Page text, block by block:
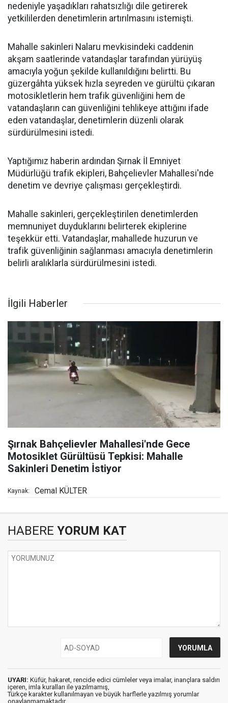
nedeniyle yaşadıkları rahatsızlığı dile getirerek
yetkililerden denetimlerin artırılmasını istemişti.
Mahalle sakinleri Nalaru mevkisindeki caddenin
akşam saatlerinde vatandaşlar tarafından yürüyüş
amacıyla yoğun şekilde kullanıldığını belirtti. Bu
güzergâhta yüksek hızla seyreden ve gürültü çıkaran
motosikletlerin hem trafik güvenliğini hem de
vatandaşların can güvenliğini tehlikeye attığını ifade
eden vatandaşlar, denetimlerin düzenli olarak
sürdürülmesini istedi.
Yaptığımız haberin ardından Şırnak İl Emniyet
Müdürlüğü trafik ekipleri, Bahçelievler Mahallesi'nde
denetim ve devriye çalışması gerçekleştirdi.
Mahalle sakinleri, gerçekleştirilen denetimlerden
memnuniyet duyduklarını belirterek ekiplerine
teşekkür etti. Vatandaşlar, mahallede huzurun ve
trafik güvenliğinin sağlanması amacıyla denetimlerin
belirli aralıklarla sürdürülmesini istedi.
İlgili Haberler
Şırnak Bahçelievler Mahallesi'nde Gece
Motosiklet Gürültüsü Tepkisi: Mahalle
Sakinleri Denetim İstiyor
Kaynak: Cemal KÜLTER
HABERE YORUM KAT
UYARI: Küfür, hakaret, rencide edici cümleler veya imalar, inançlara saldırı
içeren, imla kuralları ile yazılmamış,
Türkçe karakter kullanılmayan ve büyük harflerle yazılmış yorumlar
onaylanmamaktadır.